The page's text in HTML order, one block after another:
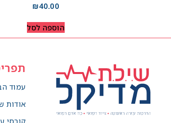
₪40.00
הוספה לסל
עמוד
אודות